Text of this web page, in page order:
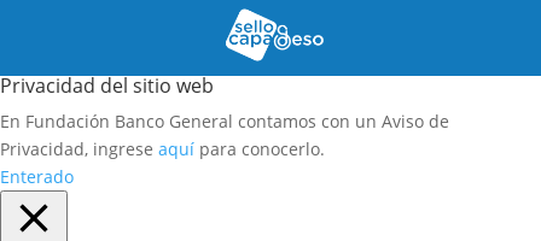
Privacidad del sitio web
En Fundación Banco General contamos con un Aviso de
Privacidad, ingrese aquí para conocerlo.
Enterado